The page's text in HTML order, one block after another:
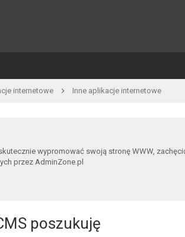
internetowe Inne aplikacje internetowe
wypromować swoją stronę WWW,
przez AdminZone.pl
poszukuję